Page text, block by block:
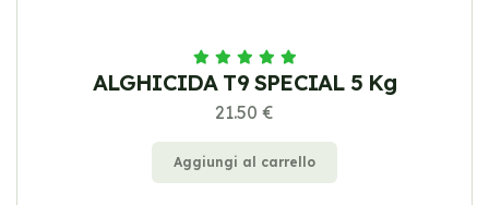
ALGHICIDA T9 SPECIAL 5 Kg
21.50 €
Aggiungi al carrello